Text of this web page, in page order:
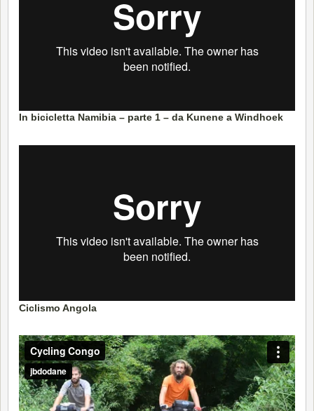
In bicicletta Namibia – parte 1 – da Kunene a Windhoek
Ciclismo Angola